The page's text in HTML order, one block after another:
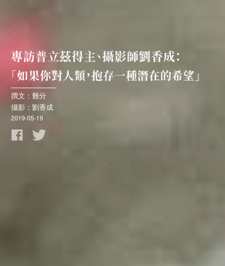
撰文：難分
攝影：劉香成
2019-05-19